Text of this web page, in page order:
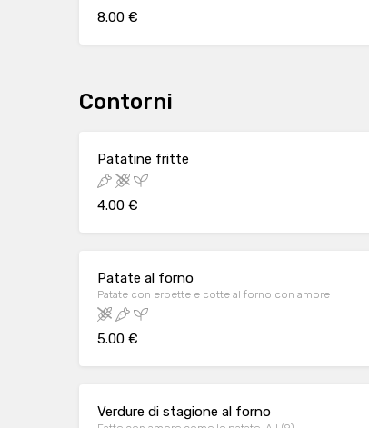
8.00 €
Contorni
Patatine fritte
4.00 €
Patate al forno
Patate con erbette e cotte al forno con amore
5.00 €
Verdure di stagione al forno